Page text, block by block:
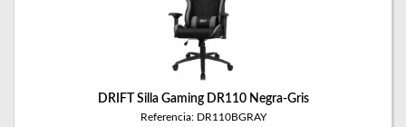
DRIFT Silla Gaming DR110 Negra-Gris
Referencia: DR110BGRAY